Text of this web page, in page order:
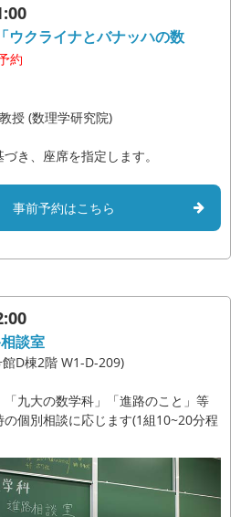
ウクライナとバナッハの数
約
授 (数理学研究院)
き、座席を指定します。
事前予約はこちら
談室
D棟2階 W1-D-209)
「九大の数学科」「進路のこと」等
の個別相談に応じます(1組10~20分程